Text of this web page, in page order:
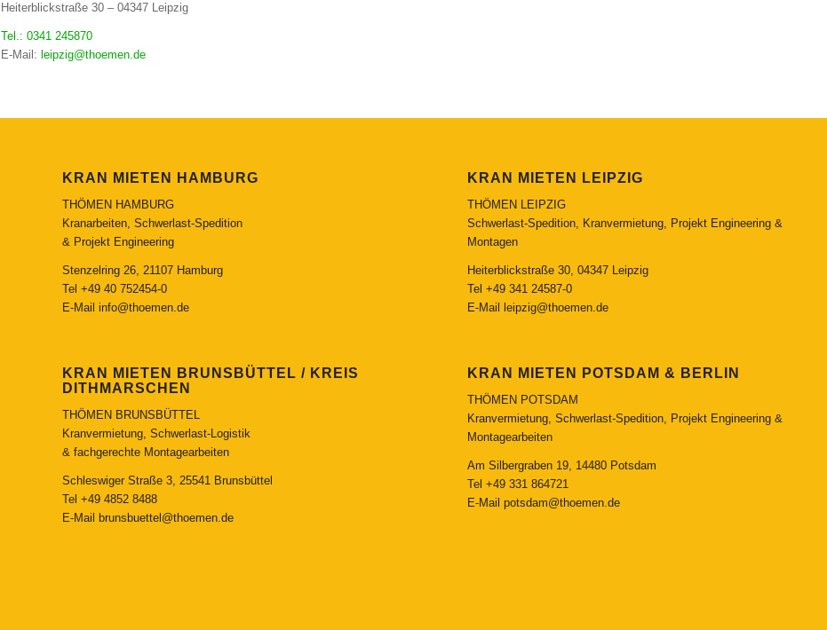
Heiterblickstraße 30 – 04347 Leipzig
Tel.: 0341 245870
E-Mail: leipzig@thoemen.de
KRAN MIETEN HAMBURG
THÖMEN HAMBURG
Kranarbeiten, Schwerlast-Spedition
& Projekt Engineering
Stenzelring 26, 21107 Hamburg
Tel +49 40 752454-0
E-Mail info@thoemen.de
KRAN MIETEN BRUNSBÜTTEL / KREIS
DITHMARSCHEN
THÖMEN BRUNSBÜTTEL
Kranvermietung, Schwerlast-Logistik
& fachgerechte Montagearbeiten
Schleswiger Straße 3, 25541 Brunsbüttel
Tel +49 4852 8488
E-Mail
brunsbuettel@thoemen.de
KRAN MIETEN LEIPZIG
THÖMEN LEIPZIG
Schwerlast-Spedition, Kranvermietung, Projekt Engineering &
Montagen
Heiterblickstraße 30, 04347 Leipzig
Tel +49 341 24587-0
E-Mail
leipzig@thoemen.de
KRAN MIETEN POTSDAM & BERLIN
THÖMEN POTSDAM
Kranvermietung, Schwerlast-Spedition, Projekt Engineering &
Montagearbeiten
Am Silbergraben 19, 14480 Potsdam
Tel +49 331 864721
E-Mail potsdam@thoemen.de